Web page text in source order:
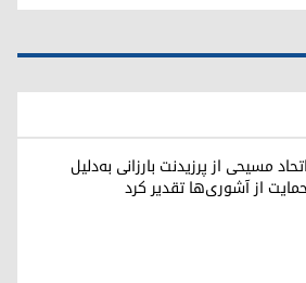
اتحاد مسیحی از پرزیدنت بارزانی به‌دلیل
از آشوری‌ها تقدیر کرد